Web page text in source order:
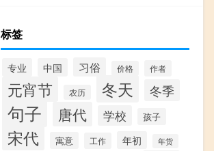
标签
专业 中国 习俗 价格 作者
元宵节 农历 冬天 冬季
句子 唐代 学校 孩子
宋代 寓意 工作 年初 年货